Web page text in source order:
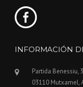
INFORMACIÓN
Partida Benessiu,
03110 Mutxamel,